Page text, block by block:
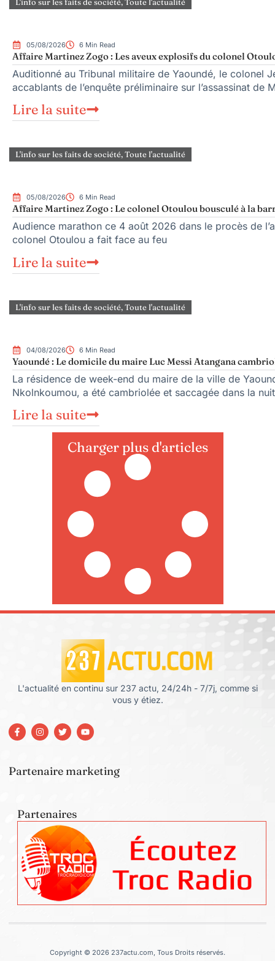
05/08/2026 6 Min Read
Affaire Martinez Zogo : Les aveux explosifs du colonel
Auditionné au Tribunal militaire de Yaoundé, le colonel
accablants de l’enquête préliminaire sur l’assassinat de
Lire la suite
L'info sur les faits de société,Toute l'actualité
05/08/2026 6 Min Read
Affaire Martinez Zogo : Le colonel Otoulou bousculé à la
Audience marathon ce 4 août 2026 dans le procès de
colonel Otoulou a fait face au feu
Lire la suite
L'info sur les faits de société,Toute l'actualité
04/08/2026 6 Min Read
Yaoundé : Le domicile du maire Luc Messi Atangana
La résidence de week-end du maire de la ville de
Nkolnkoumou, a été cambriolée et saccagée dans la nuit
Lire la suite
Charger plus d'articles
L'actualité en continu sur 237 actu, 24/24h - 7/7j, comme si
vous y étiez.
Partenaire marketing
Partenaires
Copyright © 2026 237actu.com, Tous Droits réservés.